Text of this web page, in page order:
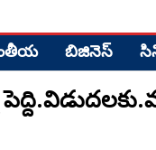
బిజినెస్